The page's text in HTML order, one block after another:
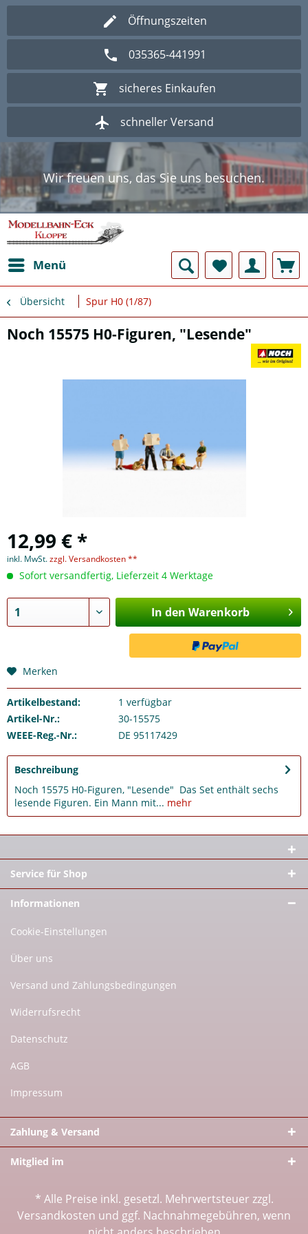
Öffnungszeiten
035365-441991
sicheres Einkaufen
schneller Versand
Wir freuen uns, das Sie uns besuchen.
Herzlich Willkommen im Onlineshop
Modellbahn - Eck Kloppe.
Wir freuen uns, das Sie uns besuchen.
Herzlich Willkommen im Onlineshop
Modellbahn - Eck Kloppe.
Menü
Übersicht Spur H0 (1/87)
Noch 15575 H0-Figuren, "Lesende"
12,99 € *
inkl. MwSt.zzgl. Versandkosten **
Sofort versandfertig, Lieferzeit 4 Werktage
In den Warenkorb
Merken
Artikelbestand: 1 verfügbar
Artikel-Nr.:
30-15575
WEEE-Reg.-Nr.:
DE 95117429
Beschreibung
Noch 15575 H0-Figuren, "Lesende" Das Set enthält sechs
lesende Figuren. Ein Mann mit... mehr
Service für Shop
Informationen
Cookie-Einstellungen
Über uns
Versand und Zahlungsbedingungen
Widerrufsrecht
Datenschutz
AGB
Impressum
Zahlung & Versand
Mitglied im
* Alle Preise inkl. gesetzl. Mehrwertsteuer zzgl.
Versandkosten und ggf. Nachnahmegebühren, wenn